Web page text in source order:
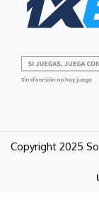
Copyright 2025